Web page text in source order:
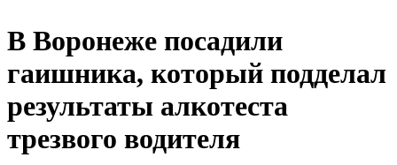
В Воронеже посадили
гаишника, который подделал
результаты алкотеста
трезвого водителя